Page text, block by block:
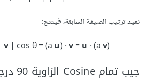
نعيد ترتيب الصيغة السابقة، فينتج:
v| cos θ = (a u) ·v=u · (av)
جيب تمام Cosine الزاوية 90 درجة